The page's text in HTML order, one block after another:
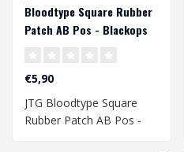
Bloodtype Square Rubber
Patch AB Pos - Blackops
€5,90
JTG Bloodtype Square
Rubber Patch AB Pos -